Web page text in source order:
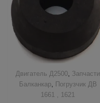
Двигатель Д2500 Запчасти
Балканкар,
Погрузчик ДВ
1661 , 1621